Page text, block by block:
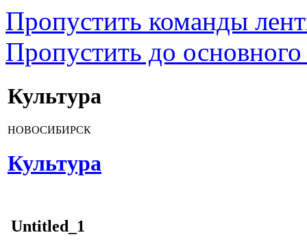
Пропустить команды
Пропустить до основного
Культура
НОВОСИБИРСК
Культура
Untitled_1